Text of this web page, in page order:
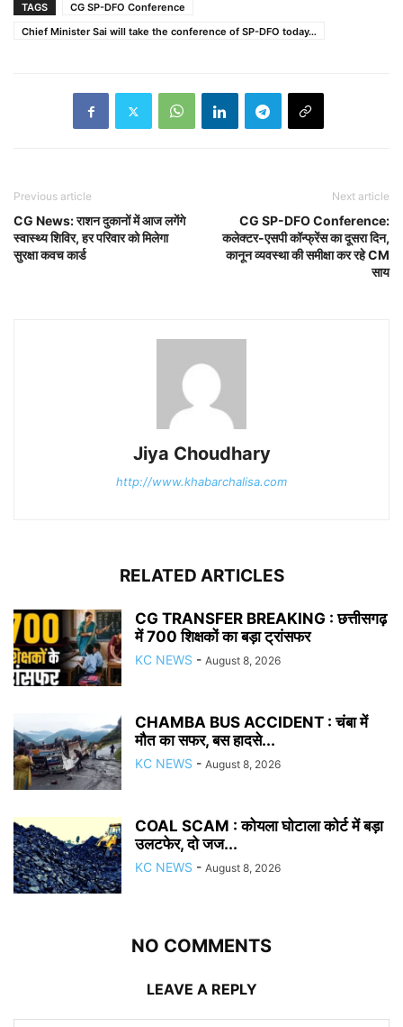
TAGS
CG SP-DFO Conference
Chief Minister Sai will take the conference of SP-DFO today…
Previous article
CG News: राशन दुकानों में आज लगेंगे
स्वास्थ्य शिविर, हर परिवार को मिलेगा
सुरक्षा कवच कार्ड
Next article
CG SP-DFO Conference:
कलेक्टर-एसपी कॉन्फ्रेंस का दूसरा दिन,
कानून व्यवस्था की समीक्षा कर रहे CM
साय
Jiya Choudhary
http://www.khabarchalisa.com
RELATED ARTICLES
CG TRANSFER BREAKING : छत्तीसगढ़
में 700 शिक्षकों का बड़ा ट्रांसफर
KC NEWS - August 8, 2026
CHAMBA BUS ACCIDENT : चंबा में
मौत का सफर, बस हादसे...
KC NEWS - August 8, 2026
COAL SCAM : कोयला घोटाला कोर्ट में बड़ा
उलटफेर, दो जज...
KC NEWS - August 8, 2026
NO COMMENTS
LEAVE A REPLY